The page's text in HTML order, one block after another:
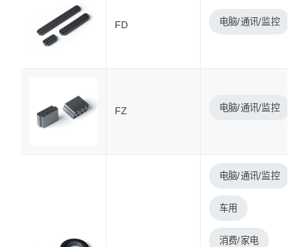
FD 电脑/通讯/监控
FZ 电脑/通讯/监控
电脑/通讯/监控
车用
消费/家电